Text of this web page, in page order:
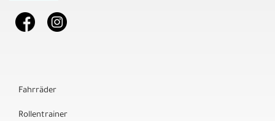
Fahrräder
Rollentrainer